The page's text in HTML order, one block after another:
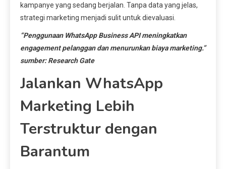
kampanye yang sedang berjalan. Tanpa data yang jelas,
strategi marketing menjadi sulit untuk dievaluasi.
“Penggunaan WhatsApp Business API meningkatkan
engagement pelanggan dan menurunkan biaya marketing.”
sumber: Research Gate
Jalankan WhatsApp
Marketing Lebih
Terstruktur dengan
Barantum